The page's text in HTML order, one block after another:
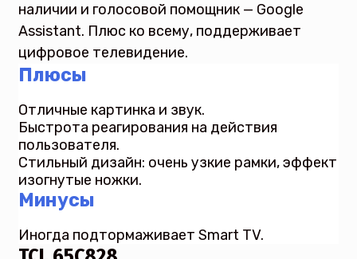
наличии и голосовой помощник — Google
Assistant. Плюс ко всему, поддерживает
цифровое телевидение.
Плюсы
Отличные картинка и звук.
Быстрота реагирования на действия
пользователя.
Стильный дизайн: очень узкие рамки, эффект
изогнутые ножки.
Минусы
Иногда подтормаживает Smart TV.